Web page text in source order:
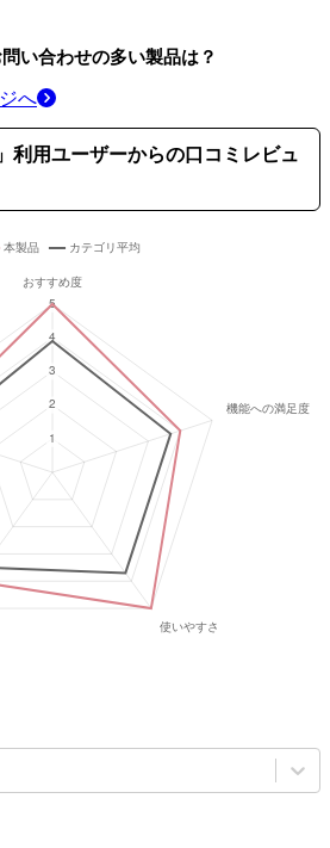
い合わせの多い製品は？
へ
」利用ユーザーからの口コミレビュ